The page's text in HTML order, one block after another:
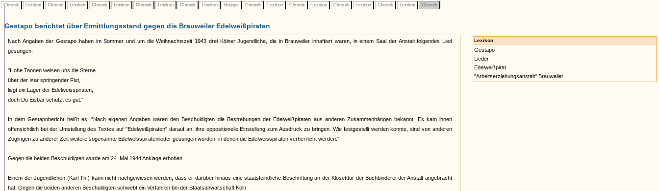
Chronik Lexikon Chronik Lexikon Chronik Lexikon Chronik Lexikon Chronik Lexikon Gruppe Chronik Lexikon Chronik Lexikon Chronik Lexikon Chronik Lexikon Chronik
Gestapo berichtet über Ermittlungsstand gegen die Brauweiler Edelweißpiraten
Nach Angaben der Gestapo haben im Sommer und um die Weihnachtszeit 1943 drei Kölner Jugendliche, die in Brauweiler inhaftiert waren, in einem Saal der Anstalt folgendes Lied
gesungen:
"Hohe Tannen weisen uns die Sterne
über der Isar springender Flut,
liegt ein Lager der Edelweisspiraten,
doch Du Eisbär schützt es gut."
In dem Gestapobericht heißt es: "Nach eigenen Angaben waren den Beschuldigten die Bestrebungen der Edelweißpiraten aus anderen Zusammenhängen bekannt. Es kam ihnen
offensichtlich bei der Umstellung des Textes auf "Edelweißpiraten" darauf an, ihre oppositionelle Einstellung zum Ausdruck zu bringen. Wie festgestellt werden konnte, sind von anderen
Zöglingen zu anderer Zeit weitere sogenannte Edelweisspiratenlieder gesungen worden, in denen die Edelweisspiraten verherrlicht werden."
Gegen die beiden Beschuldigten wurde am 24. Mai 1944 Anklage erhoben.
Einem der Jugendlichen (Karl Th.) kann nicht nachgewiesen werden, dass er darüber hinaus eine staatsfeindliche Beschriftung an der Klosetttür der Buchbinderei der Anstalt angebracht
hat. Gegen die beiden anderen Beschuldigten schwebt ein Verfahren bei der Staatsanwaltschaft Köln.
Lexikon
Gestapo
Lieder
Edelweißpirat
"Arbeitserziehungsanstalt" Brauweiler